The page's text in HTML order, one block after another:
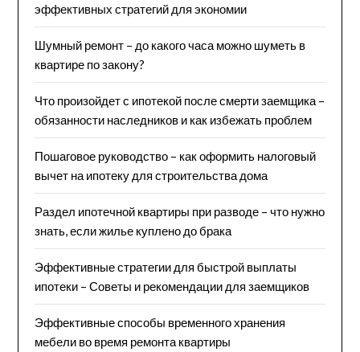
эффективных стратегий для экономии
Шумный ремонт – до какого часа можно шуметь в
квартире по закону?
Что произойдет с ипотекой после смерти заемщика –
обязанности наследников и как избежать проблем
Пошаговое руководство – как оформить налоговый
вычет на ипотеку для строительства дома
Раздел ипотечной квартиры при разводе – что нужно
знать, если жилье куплено до брака
Эффективные стратегии для быстрой выплаты
ипотеки – Советы и рекомендации для заемщиков
Эффективные способы временного хранения
мебели во время ремонта квартиры